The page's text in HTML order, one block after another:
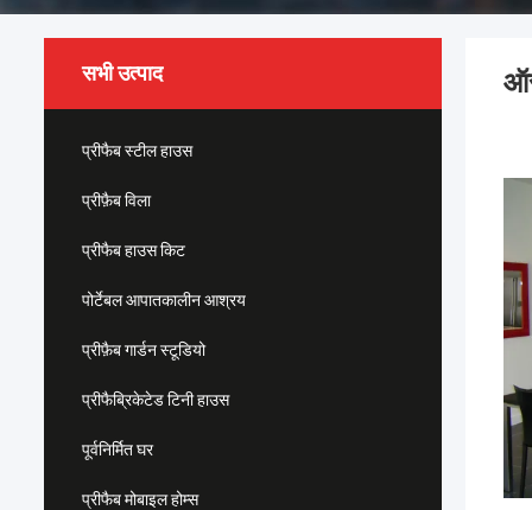
सभी उत्पाद
प्रीफैब स्टील हाउस
प्रीफ़ैब विला
प्रीफैब हाउस किट
पोर्टेबल आपातकालीन आश्रय
प्रीफ़ैब गार्डन स्टूडियो
प्रीफैब्रिकेटेड टिनी हाउस
पूर्वनिर्मित घर
प्रीफैब मोबाइल होम्स